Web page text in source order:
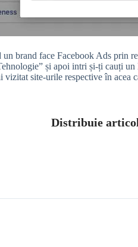
brand face Facebook Ads prin
și apoi intri și-ți cauți
vizitat site-urile respective în
Distribuie